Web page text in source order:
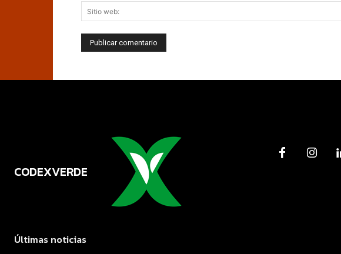
CODEXVERDE
Últimas noticias